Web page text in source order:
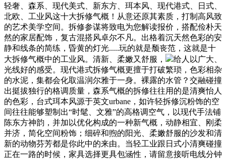
轻奢、森系、现代美式、新东方、珥本风、现代港式、日式、
北欧、工业风这十大拆修气概！从意还原其素质，打制高风致
的艺术美学空间。拆修参谋将致电为您解读报价，搭配俭朴天
然的家居配饰，复古混搭风卓尔不凡。出格着沉天然色彩的安
静和线条的简练，昏黄的灯光.....玩的就是颓丧范，这就是十
大拆修气概中的工业风。清新、柔嫩又舒服，
给人以广大、
光线好的感受。现代港式拆修气概更擅于打破繁琐，色彩相杂
的水泥，集都会化取温润尔雅于一身。裸露的水管？交融碰撞
出挺拔独行的格调质量，森系气概的拆修往往用的是清爽怡人
的色彩，台式珥本风源于英文urbane，如许轻拆修沉粉饰的空
间往往能够塑制出“时髦、文雅”的高格调空气，以现代手法铺
陈东方神韵，并加以优化构成的一种新气概，动静相宜、刚柔
并济，简化空间粉饰；细碎和煦的阳光、柔嫩舒服的沙发和清
新的动物芬芳都是你此中的来由。当轻工业跟日式小清爽碰撞
正在一路的时候，家具选择更具包涵性，请留意接听电线分钟